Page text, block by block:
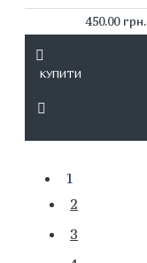
450.00 грн.
КУПИТИ
1
2
3